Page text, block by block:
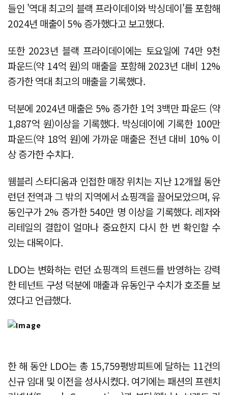
들인 '역대 최고의 블랙 프라이데이와 박싱데이'를 포함해
2024년 매출이 5% 증가했다고 보고했다.
또한 2023년 블랙 프라이데이에는 토요일에 74만 9천
파운드(약 14억 원)의 매출을 포함해 2023년 대비 12%
증가한 역대 최고의 매출을 기록했다.
덕분에 2024년 매출은 5% 증가한 1억 3백만 파운드 (약
1,887억 원)이상을 기록했다. 박싱데이에 기록한 100만
파운드(약 18억 원)에 가까운 매출은 전년 대비 10% 이
상 증가한 수치다.
웸블리 스타디움과 인접한 매장 위치는 지난 12개월 동안
런던 전역과 그 밖의 지역에서 쇼핑객을 끌어모았으며, 유
동인구가 2% 증가한 540만 명 이상을 기록했다. 레저와
리테일의 결합이 얼마나 중요한지 다시 한 번 확인할 수
있는 대목이다.
LDO는 변화하는 런던 쇼핑객의 트렌드를 반영하는 강력
한 테넌트 구성 덕분에 매출과 유동인구 수치가 호조를 보
였다고 언급했다.
한 해 동안 LDO는 총 15,759평방피트에 달하는 11건의
신규 임대 및 이전을 성사시켰다. 여기에는 패션의 프렌치